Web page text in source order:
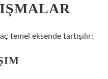
temel eksende tartışılır: